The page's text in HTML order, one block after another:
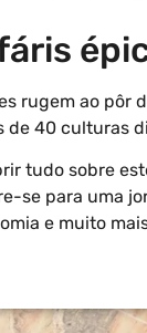
rugem ao pôr
de 40 culturas
tudo sobre
se para uma
e muito